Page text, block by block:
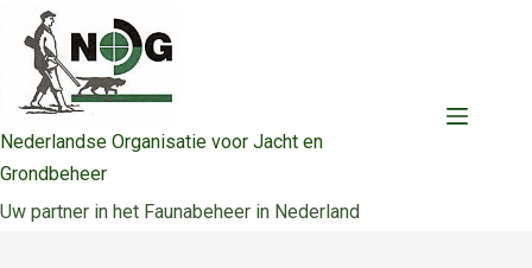
naar
inhoud
Nederlandse Organisatie voor Jacht en
Grondbeheer
Uw partner in het Faunabeheer in Nederland